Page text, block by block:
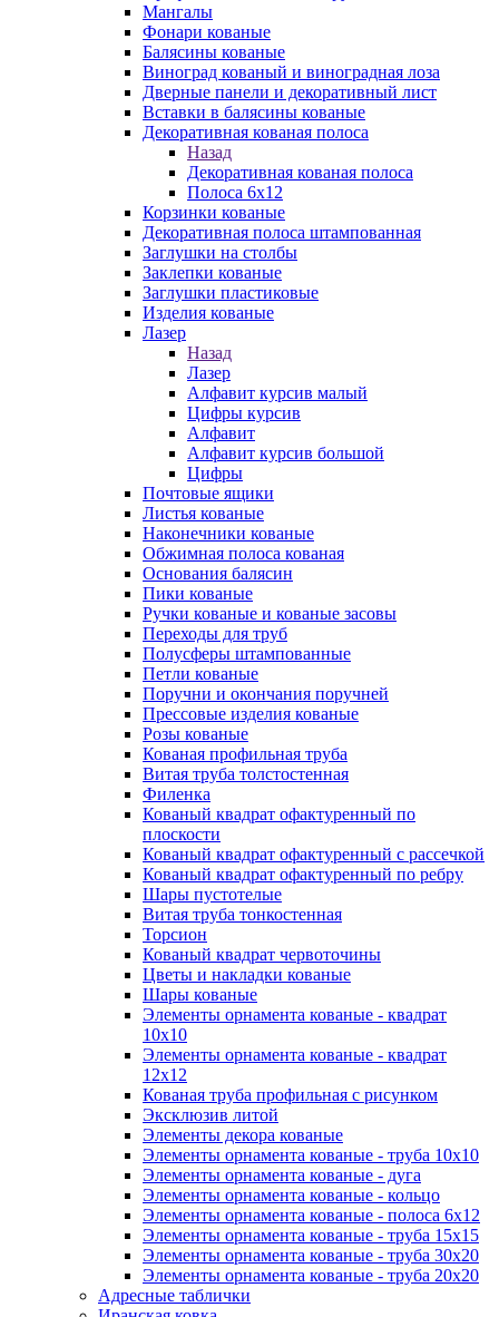
Мангалы
Фонари кованые
Балясины кованые
Виноград кованый и виноградная лоза
Дверные панели и декоративный лист
Вставки в балясины кованые
Декоративная кованая полоса
Назад
Декоративная кованая полоса
Полоса 6х12
Корзинки кованые
Декоративная полоса штампованная
Заглушки на столбы
Заклепки кованые
Заглушки пластиковые
Изделия кованые
Лазер
Назад
Лазер
Алфавит курсив малый
Цифры курсив
Алфавит
Алфавит курсив большой
Цифры
Почтовые ящики
Листья кованые
Наконечники кованые
Обжимная полоса кованая
Основания балясин
Пики кованые
Ручки кованые и кованые засовы
Переходы для труб
Полусферы штампованные
Петли кованые
Поручни и окончания поручней
Прессовые изделия кованые
Розы кованые
Кованая профильная труба
Витая труба толстостенная
Филенка
Кованый квадрат офактуренный по
плоскости
Кованый квадрат офактуренный с рассечкой
Кованый квадрат офактуренный по ребру
Шары пустотелые
Витая труба тонкостенная
Торсион
Кованый квадрат червоточины
Цветы и накладки кованые
Шары кованые
Элементы орнамента кованые - квадрат
10х10
Элементы орнамента кованые - квадрат
12х12
Кованая труба профильная с рисунком
Эксклюзив литой
Элементы декора кованые
Элементы орнамента кованые - труба 10х10
Элементы орнамента кованые - дуга
Элементы орнамента кованые - кольцо
Элементы орнамента кованые - полоса 6х12
Элементы орнамента кованые - труба 15х15
Элементы орнамента кованые - труба 30х20
Элементы орнамента кованые - труба 20х20
Адресные таблички